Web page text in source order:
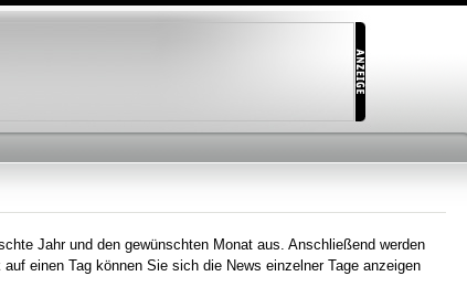
Direkt
Jahr und den gewünschten Monat aus. Anschließend werden
einen Tag können Sie sich die News einzelner Tage anzeigen